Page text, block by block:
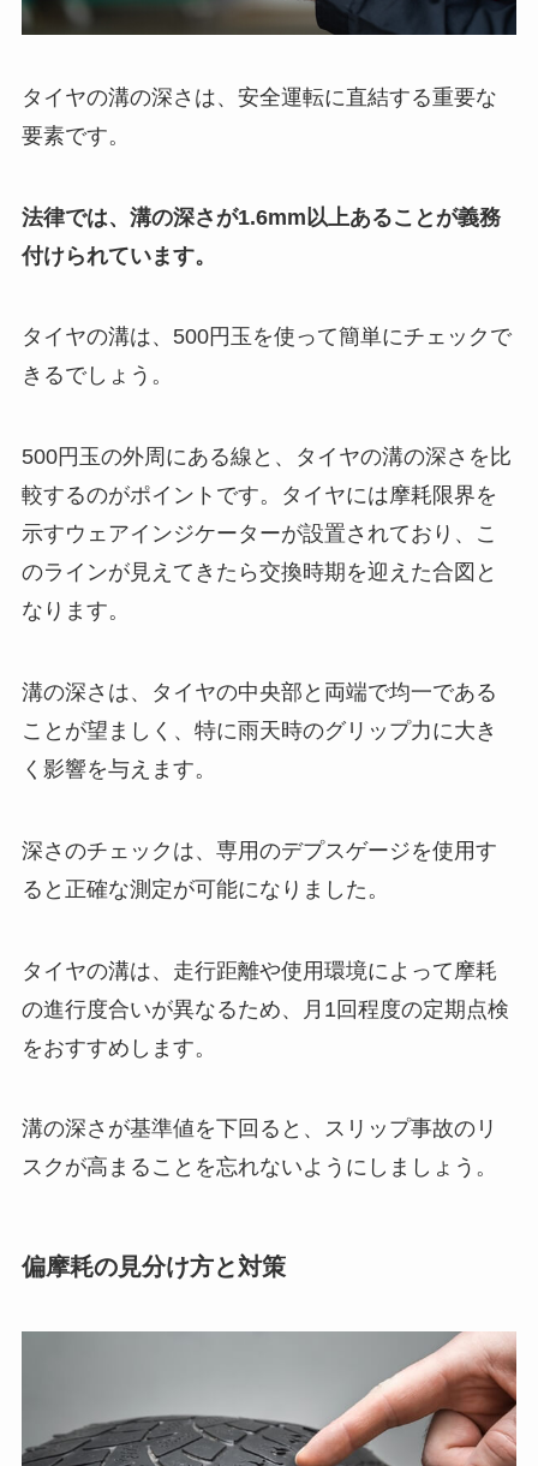
タイヤの溝の深さは、安全運転に直結する重要な
要素です。
法律では、溝の深さが1.6mm以上あることが義務
付けられています。
タイヤの溝は、500円玉を使って簡単にチェックで
きるでしょう。
500円玉の外周にある線と、タイヤの溝の深さを比
較するのがポイントです。タイヤには摩耗限界を
示すウェアインジケーターが設置されており、こ
のラインが見えてきたら交換時期を迎えた合図と
なります。
溝の深さは、タイヤの中央部と両端で均一である
ことが望ましく、特に雨天時のグリップ力に大き
く影響を与えます。
深さのチェックは、専用のデプスゲージを使用す
ると正確な測定が可能になりました。
タイヤの溝は、走行距離や使用環境によって摩耗
の進行度合いが異なるため、月1回程度の定期点検
をおすすめします。
溝の深さが基準値を下回ると、スリップ事故のリ
スクが高まることを忘れないようにしましょう。
偏摩耗の見分け方と対策